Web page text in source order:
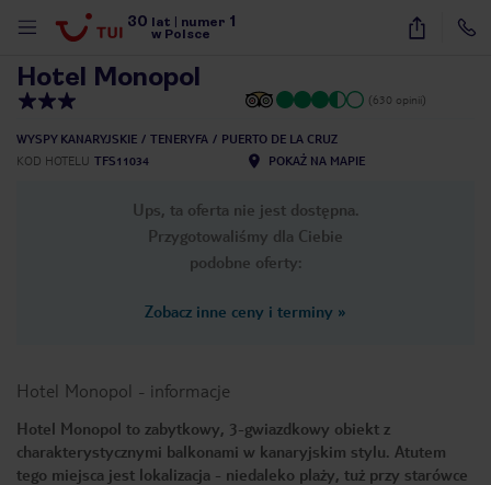
30 lat numer 1
w Polsce
10
Hotel Monopol
(630 opinii)
WYSPY KANARYJSKIE TENERYFA
PUERTO DE LA CRUZ
KOD HOTELU TFS11034 POKAŻ NA MAPIE
Ups, ta oferta nie jest dostępna.
Przygotowaliśmy dla Ciebie
podobne oferty:
Zobacz inne ceny i terminy »
Hotel Monopol - informacje
Hotel Monopol to zabytkowy, 3-gwiazdkowy obiekt z
charakterystycznymi balkonami w kanaryjskim stylu. Atutem
tego miejsca jest lokalizacja - niedaleko plaży, tuż przy starówce